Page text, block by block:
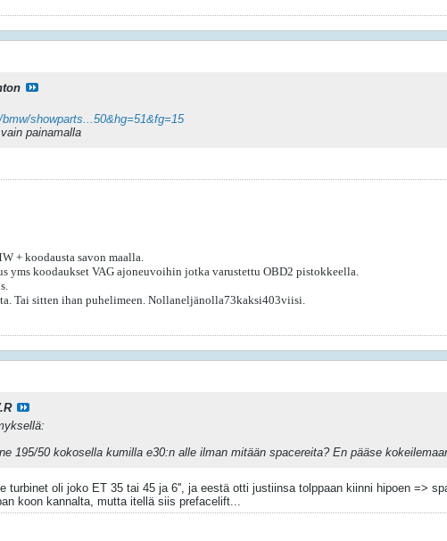
showparts...50&hg=51&fg=15
painamalla
+ koodausta savon maalla.
yms koodaukset VAG ajoneuvoihin jotka varustettu OBD2 pistokkeella.
Tai sitten ihan puhelimeen. Nollaneljänolla73kaksi403viisi.
195/50 kokosella kumilla e30:n alle ilman mitään spacereita? En pääse
turbinet oli joko ET 35 tai 45 ja 6'', ja eestä otti justiinsa tolppaan kiinni hipoen =>
koon kannalta, mutta itellä siis prefacelift...